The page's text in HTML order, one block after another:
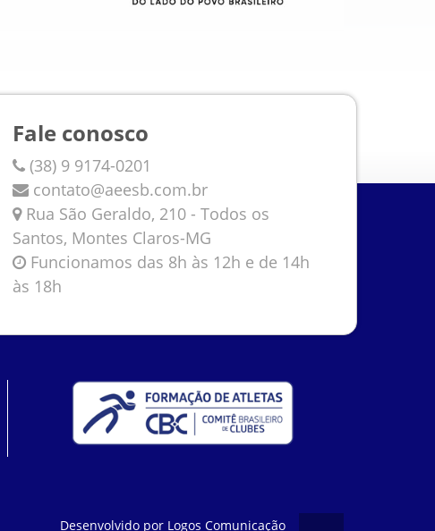
Fale conosco
(38) 9 9174-0201
contato@aeesb.com.br
Rua São Geraldo, 210 - Todos os
Santos, Montes Claros-MG
Funcionamos das 8h às 12h e de 14h
às 18h
Desenvolvido por Logos Comunicação